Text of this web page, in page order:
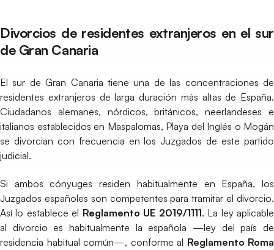
Divorcios de residentes extranjeros en el sur
de Gran Canaria
El sur de Gran Canaria tiene una de las concentraciones de
residentes extranjeros de larga duración más altas de España.
Ciudadanos alemanes, nórdicos, británicos, neerlandeses e
italianos establecidos en Maspalomas, Playa del Inglés o Mogán
se divorcian con frecuencia en los Juzgados de este partido
judicial.
Si ambos cónyuges residen habitualmente en España, los
Juzgados españoles son competentes para tramitar el divorcio.
Así lo establece el Reglamento UE 2019/1111. La ley aplicable
al divorcio es habitualmente la española —ley del país de
residencia habitual común—, conforme al Reglamento Roma